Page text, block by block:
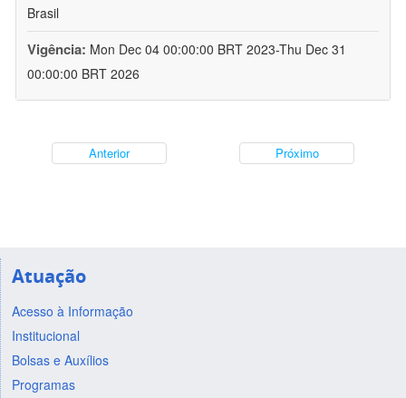
Brasil
Vigência: Mon Dec 04 00:00:00 BRT 2023-Thu Dec 31
00:00:00 BRT 2026
Anterior Próximo
Atuação
Acesso à Informação
Institucional
Bolsas e Auxílios
Programas